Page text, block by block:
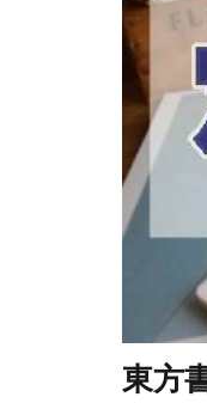
東方